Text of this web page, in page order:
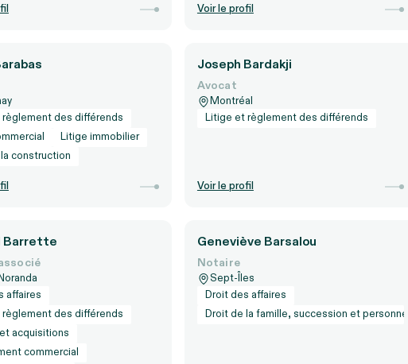
Voir le profil
des différends
Litige immobilier
construction
Joseph Bardakji
Avocat
Montréal
Litige et règlement des différends
Voir le profil
Barrette
affaires
des différends
acquisitions
commercial
Geneviève Barsalou
Notaire
Sept-Îles
Droit des affaires
Droit de la famille, succession et personnes